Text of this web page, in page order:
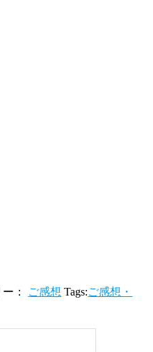
： ご感想 Tags:ご感想・